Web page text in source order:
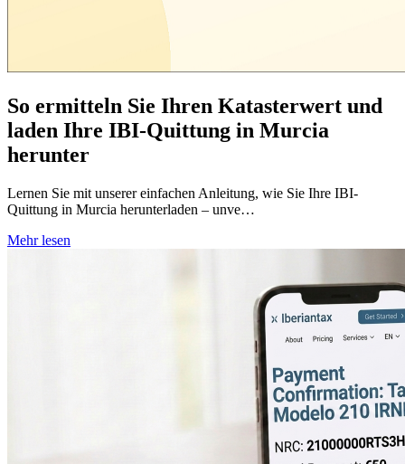
So ermitteln Sie Ihren Katasterwert und
laden Ihre IBI-Quittung in Murcia
herunter
Lernen Sie mit unserer einfachen Anleitung, wie Sie Ihre IBI-
Quittung in Murcia herunterladen – unve…
Mehr lesen